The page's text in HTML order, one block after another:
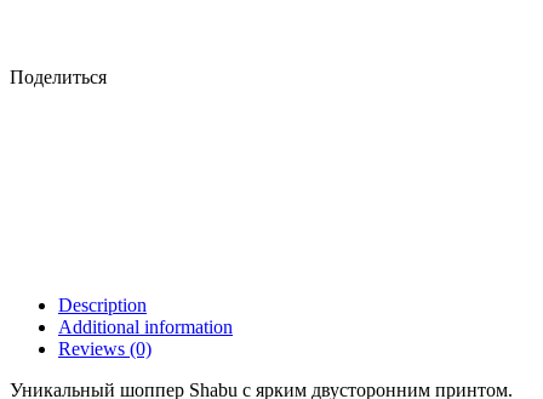
Поделиться
Description
Additional information
Reviews (0)
Уникальный шоппер Shabu с ярким двусторонним принтом.